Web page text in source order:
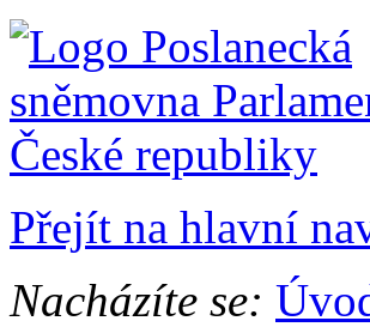
Přejít na hlavní
Nacházíte se: